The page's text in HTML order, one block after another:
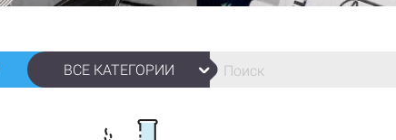
ВСЕ КАТЕГОРИИ